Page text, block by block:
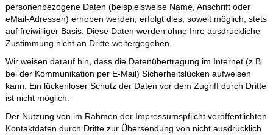
personenbezogene Daten (beispielsweise Name, Anschrift oder
eMail-Adressen) erhoben werden, erfolgt dies, soweit möglich, stets
auf freiwilliger Basis. Diese Daten werden ohne Ihre ausdrückliche
Zustimmung nicht an Dritte weitergegeben.
Wir weisen darauf hin, dass die Datenübertragung im Internet (z.B.
bei der Kommunikation per E-Mail) Sicherheitslücken aufweisen
kann. Ein lückenloser Schutz der Daten vor dem Zugriff durch Dritte
ist nicht möglich.
Der Nutzung von im Rahmen der Impressumspflicht veröffentlichten
Kontaktdaten durch Dritte zur Übersendung von nicht ausdrücklich